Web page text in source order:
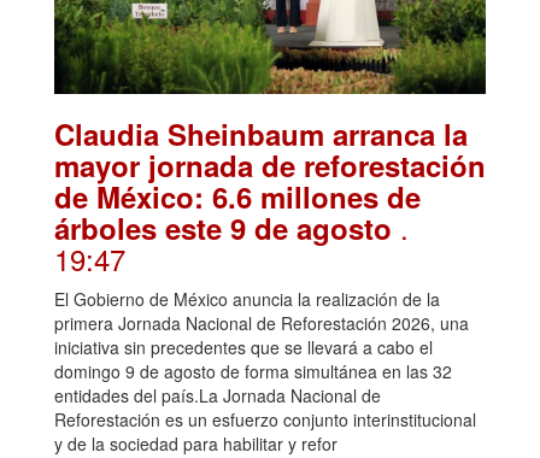
Claudia Sheinbaum arranca la
mayor jornada de reforestación
de México: 6.6 millones de
árboles este 9 de agosto .
19:47
El Gobierno de México anuncia la realización de la
primera Jornada Nacional de Reforestación 2026, una
iniciativa sin precedentes que se llevará a cabo el
domingo 9 de agosto de forma simultánea en las 32
entidades del país.La Jornada Nacional de
Reforestación es un esfuerzo conjunto interinstitucional
y de la sociedad para habilitar y refor